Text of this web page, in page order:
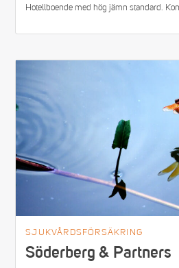
Hotellboende med hög jämn standard.
SJUKVÅRDSFÖRSÄKRING
Söderberg & Partners